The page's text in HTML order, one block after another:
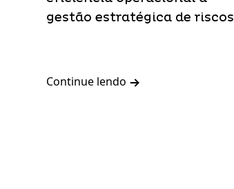
gestão estratégica de riscos
Continue lendo